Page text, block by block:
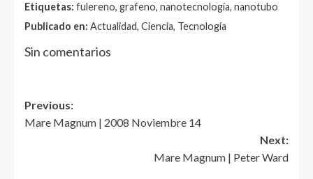
Etiquetas: fulereno, grafeno, nanotecnología, nanotubo
Publicado en: Actualidad, Ciencia, Tecnología
Sin comentarios
Post
navigation
Previous:
Mare Magnum | 2008 Noviembre 14
Next:
Mare Magnum | Peter Ward